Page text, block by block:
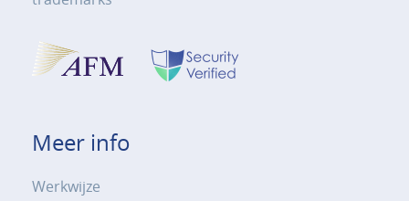
Meer info
Werkwijze